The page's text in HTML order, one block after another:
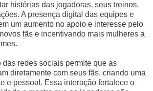
histórias das jogadoras, seus treinos,
A presença digital das equipes e
um aumento no apoio e interesse pelo
fãs e incentivando mais mulheres a
das redes sociais permite que as
diretamente com seus fãs, criando uma
e pessoal. Essa interação fortalece o